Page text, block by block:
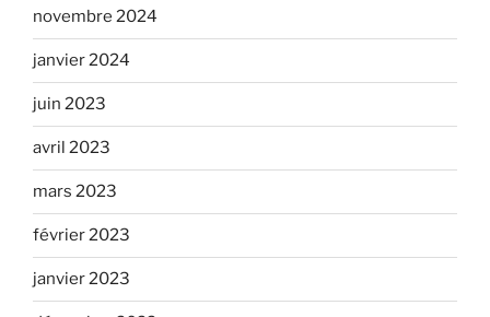
novembre 2024
janvier 2024
juin 2023
avril 2023
mars 2023
février 2023
janvier 2023